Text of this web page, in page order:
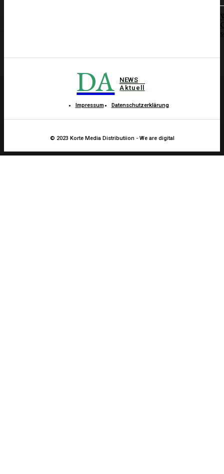
DA
NEWS
Aktuell
Impressum Datenschutzerklärung
© 2023 Korte Media Distributiion - We are digital